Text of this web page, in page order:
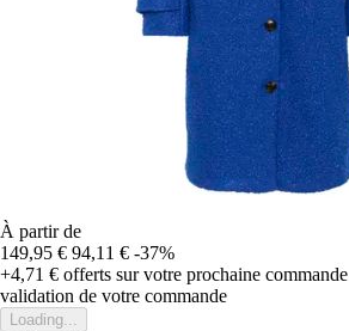
À partir de
149,95 € 94,11 € -37%
+4,71 € offerts sur votre prochaine commande
validation de votre commande
Loading...